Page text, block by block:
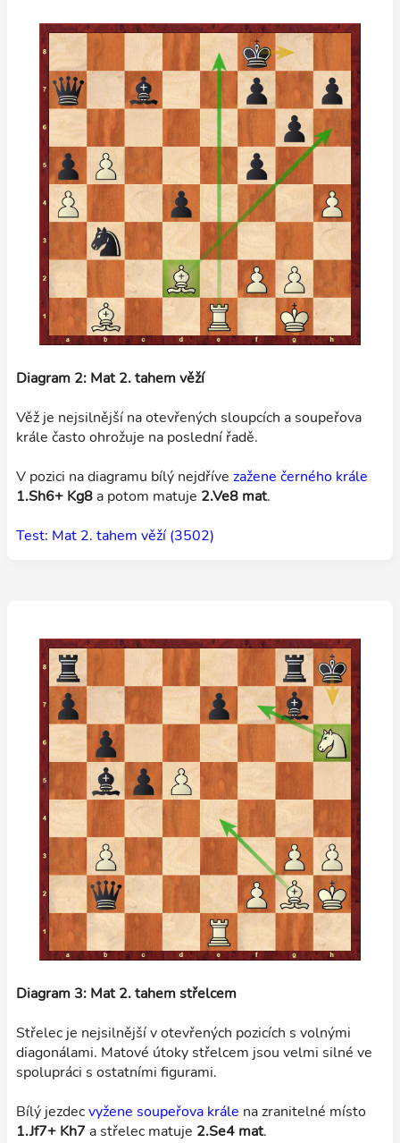
Diagram 2: Mat 2. tahem věží
Věž je nejsilnější na otevřených sloupcích a soupeřova
krále často ohrožuje na poslední řadě.
V pozici na diagramu bílý nejdříve zažene černého krále
1.Sh6+ Kg8a potom matuje 2.Ve8 mat.
Test: Mat 2. tahem věží (3502)
Diagram 3: Mat 2. tahem střelcem
Střelec je nejsilnější v otevřených pozicích s volnými
diagonálami. Matové útoky střelcem jsou velmi silné ve
spolupráci s ostatními figurami.
Bílý jezdecvyžene soupeřova krále na zranitelné místo
1.Jf7+ Kh7a střelec matuje 2.Se4 mat.